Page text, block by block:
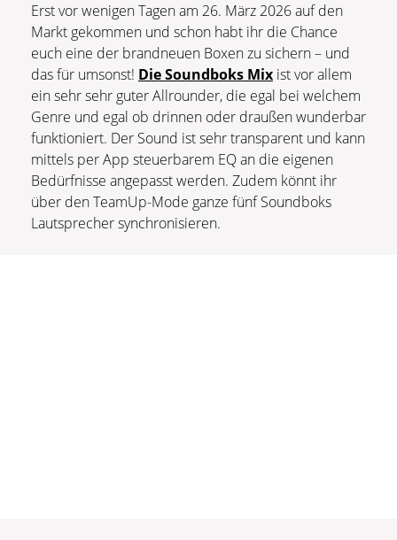
Erst vor wenigen Tagen am 26. März 2026 auf den
Markt gekommen und schon habt ihr die Chance
euch eine der brandneuen Boxen zu sichern – und
das für umsonst! Die Soundboks Mix ist vor allem
ein sehr sehr guter Allrounder, die egal bei welchem
Genre und egal ob drinnen oder draußen wunderbar
funktioniert. Der Sound ist sehr transparent und kann
mittels per App steuerbarem EQ an die eigenen
Bedürfnisse angepasst werden. Zudem könnt ihr
über den TeamUp-Mode ganze fünf Soundboks
Lautsprecher synchronisieren.